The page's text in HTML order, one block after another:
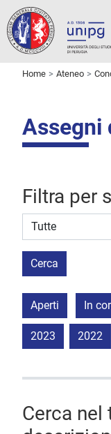
Home Ateneo
Assegni
Filtra per
Struttura stipulante
Cerca
Aperti In
2023 2022
Cerca nel